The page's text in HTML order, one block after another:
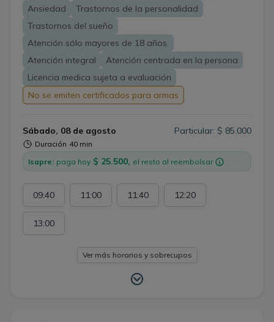
conocimientos basados en evidencia científica, principios
éticos y un trato cordial y amable expresado en el
vínculo terapéutico. El objetivo de la consulta será lograr
una adecuada recuperación y mantención de su salud
mental.
Ansiedad
Trastornos de la personalidad
Trastornos del sueño
Atención sólo mayores de 18 años.
Atención integral
Atención centrada en la persona
Licencia medica sujeta a evaluación
No se emiten certificados para armas
Sábado, 08 de agosto
Duración 40 min
Particular: $ 85.000
Isapre: paga hoy $ 25.500, el resto al reembolsar
09:40 11:00 11:40 12:20
13:00
Ver más horarios y sobrecupos